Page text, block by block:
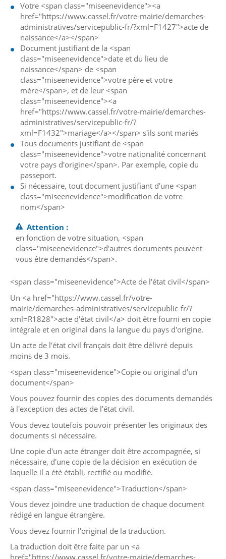
Votre <span class="miseenevidence"><a
href="https://www.cassel.fr/votre-mairie/demarches-
administratives/servicepublic-fr/?xml=F1427">acte de
naissance</a></span>
Document justifiant de la <span
class="miseenevidence">date et du lieu de
naissance</span> de <span
class="miseenevidence">votre père et votre
mère</span>, et de leur <span
class="miseenevidence"><a
href="https://www.cassel.fr/votre-mairie/demarches-
administratives/servicepublic-fr/?
xml=F1432">mariage</a></span> s'ils sont mariés
Tous documents justifiant de <span
class="miseenevidence">votre nationalité concernant
votre pays d'origine</span>. Par exemple, copie du
passeport.
Si nécessaire, tout document justifiant d'une <span
class="miseenevidence">modification de votre
nom</span>
Attention :
en fonction de votre situation, <span
class="miseenevidence">d'autres documents peuvent
vous être demandés</span>.
<span class="miseenevidence">Acte de l'état civil</span>
Un <a href="https://www.cassel.fr/votre-
mairie/demarches-administratives/servicepublic-fr/?
xml=R1828">acte d'état civil</a> doit être fourni en copie
intégrale et en original dans la langue du pays d'origine.
Un acte de l'état civil français doit être délivré depuis
moins de 3 mois.
<span class="miseenevidence">Copie ou original d'un
document</span>
Vous pouvez fournir des copies des documents demandés
à l'exception des actes de l'état civil.
Vous devez toutefois pouvoir présenter les originaux des
documents si nécessaire.
Une copie d'un acte étranger doit être accompagnée, si
nécessaire, d'une copie de la décision en exécution de
laquelle il a été établi, rectifié ou modifié.
<span class="miseenevidence">Traduction</span>
Vous devez joindre une traduction de chaque document
rédigé en langue étrangère.
Vous devez fournir l'original de la traduction.
La traduction doit être faite par un <a